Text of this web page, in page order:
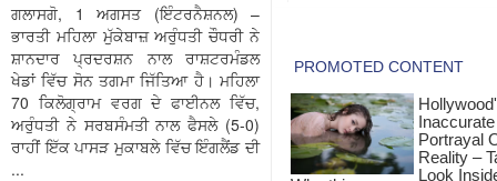
ਗਲਾਸਗੋ, 1 ਅਗਸਤ (ਇੰਟਰਨੈਸ਼ਨਲ) –
ਭਾਰਤੀ ਮਹਿਲਾ ਮੁੱਕੇਬਾਜ਼ ਅਰੁੰਧਤੀ ਚੌਧਰੀ ਨੇ
ਸ਼ਾਨਦਾਰ ਪ੍ਰਦਰਸ਼ਨ ਨਾਲ ਰਾਸ਼ਟਰਮੰਡਲ
ਖੇਡਾਂ ਵਿੱਚ ਸੋਨ ਤਗਮਾ ਜਿੱਤਿਆ ਹੈ। ਮਹਿਲਾ
70 ਕਿਲੋਗ੍ਰਾਮ ਵਰਗ ਦੇ ਫਾਈਨਲ ਵਿੱਚ,
ਅਰੁੰਧਤੀ ਨੇ ਸਰਬਸੰਮਤੀ ਨਾਲ ਫੈਸਲੇ (5-0)
ਰਾਹੀਂ ਇੱਕ ਪਾਸੜ ਮੁਕਾਬਲੇ ਵਿੱਚ ਇੰਗਲੈਂਡ ਦੀ
...